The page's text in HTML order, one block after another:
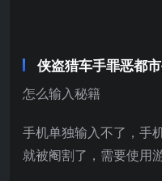
侠盗猎车手罪恶都
怎么输入秘籍
手机单独输入不了，手
就被阉割了，需要使用